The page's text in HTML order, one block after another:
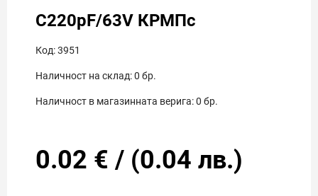
C220pF/63V КРМПс
Код:3951
Наличност на склад:0 бр.
Наличност в магазинната верига:0 бр.
0.02 € / (0.04 лв.)